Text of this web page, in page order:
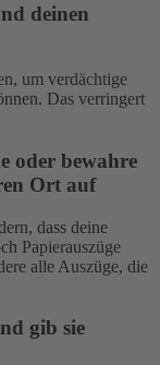
deinen
um verdächtige
Das verringert
oder bewahre
Ort auf
dass deine
Papierauszüge
alle Auszüge, die
gib sie